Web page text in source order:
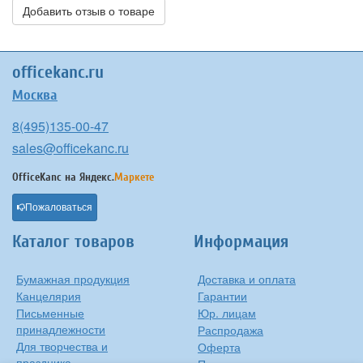
Добавить отзыв о товаре
officekanc.ru
Москва
8(495)135-00-47
sales@officekanc.ru
OfficeKanc на Яндекс.Маркете
Пожаловаться
Каталог товаров
Бумажная продукция
Канцелярия
Письменные
принадлежности
Для творчества и
Информация
Доставка и оплата
Гарантии
Юр. лицам
Распродажа
Оферта